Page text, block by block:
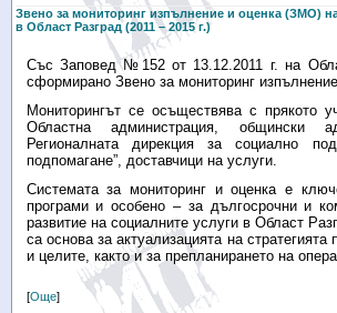
Звено за мониторинг изпълнение и оценка (ЗМО) на
в Област Разград (2011 – 2015 г.)
Със Заповед №152 от 13.12.2011 г. на
сформирано Звено за мониторинг
Мониторингът се осъществява с прякото
Областна администрация, общински
Регионалната дирекция за социално
подпомагане”, доставчици на услуги.
Системата за мониторинг и оценка е
програми и особено – за дългосрочни и
развитие на социалните услуги в Област
са основа за актуализацията на
и целите, както и за препланирането на
[Още]